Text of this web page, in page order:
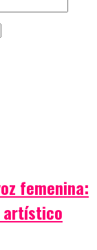
femenina:
artístico